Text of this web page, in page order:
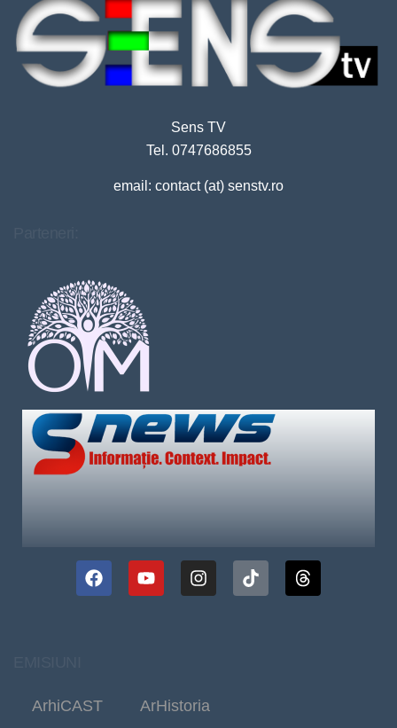
Sens TV
Tel. 0747686855
email: contact (at) senstv.ro
ArhiCAST
ArHistoria